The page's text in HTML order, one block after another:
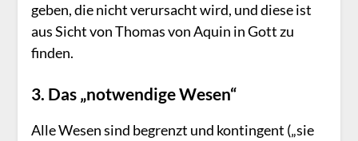
geben, die nicht verursacht wird, und diese ist
aus Sicht von Thomas von Aquin in Gott zu
finden.
3. Das „notwendige Wesen“
Alle Wesen sind begrenzt und kontingent („sie